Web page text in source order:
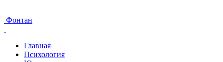
Фонтан
Главная
Психология